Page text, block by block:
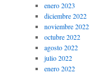
enero 2023
diciembre 2022
noviembre 2022
octubre 2022
agosto 2022
julio 2022
enero 2022